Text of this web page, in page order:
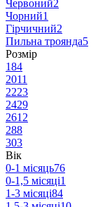
Червоний2
Чорний1
Гірчичний2
Пильна троянда5
Розмір
184
2011
2223
2429
2612
288
303
Вік
0-1 місяць76
0-1,5 місяці1
1-3 місяці84